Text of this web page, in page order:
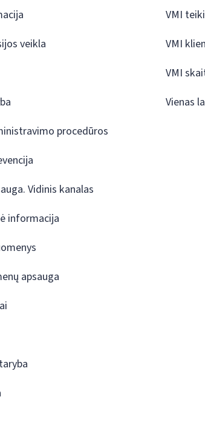
veikla
procedūros
Vidinis kanalas
informacija
apsauga
VMI
VMI
VMI
Vienas